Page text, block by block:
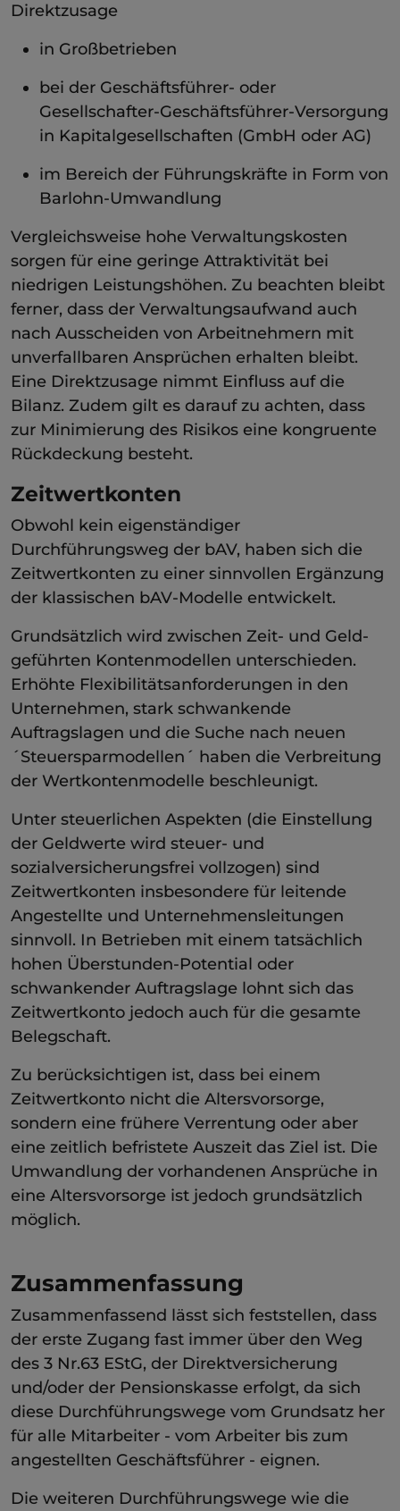
Direktzusage
in Großbetrieben
bei der Geschäftsführer- oder
Gesellschafter-Geschäftsführer-Versorgung
in Kapitalgesellschaften (GmbH oder AG)
im Bereich der Führungskräfte in Form von
Barlohn-Umwandlung
Vergleichsweise hohe Verwaltungskosten
sorgen für eine geringe Attraktivität bei
niedrigen Leistungshöhen. Zu beachten bleibt
ferner, dass der Verwaltungsaufwand auch
nach Ausscheiden von Arbeitnehmern mit
unverfallbaren Ansprüchen erhalten bleibt.
Eine Direktzusage nimmt Einfluss auf die
Bilanz. Zudem gilt es darauf zu achten, dass
zur Minimierung des Risikos eine kongruente
Rückdeckung besteht.
Zeitwertkonten
Obwohl kein eigenständiger
Durchführungsweg der bAV, haben sich die
Zeitwertkonten zu einer sinnvollen Ergänzung
der klassischen bAV-Modelle entwickelt.
Grundsätzlich wird zwischen Zeit- und Geld-
geführten Kontenmodellen unterschieden.
Erhöhte Flexibilitätsanforderungen in den
Unternehmen, stark schwankende
Auftragslagen und die Suche nach neuen
´Steuersparmodellen´ haben die Verbreitung
der Wertkontenmodelle beschleunigt.
Unter steuerlichen Aspekten (die Einstellung
der Geldwerte wird steuer- und
sozialversicherungsfrei vollzogen) sind
Zeitwertkonten insbesondere für leitende
Angestellte und Unternehmensleitungen
sinnvoll. In Betrieben mit einem tatsächlich
hohen Überstunden-Potential oder
schwankender Auftragslage lohnt sich das
Zeitwertkonto jedoch auch für die gesamte
Belegschaft.
Zu berücksichtigen ist, dass bei einem
Zeitwertkonto nicht die Altersvorsorge,
sondern eine frühere Verrentung oder aber
eine zeitlich befristete Auszeit das Ziel ist. Die
Umwandlung der vorhandenen Ansprüche in
eine Altersvorsorge ist jedoch grundsätzlich
möglich.
Zusammenfassung
Zusammenfassend lässt sich feststellen, dass
der erste Zugang fast immer über den Weg
des 3 Nr.63 EStG, der Direktversicherung
und/oder der Pensionskasse erfolgt, da sich
diese Durchführungswege vom Grundsatz her
für alle Mitarbeiter - vom Arbeiter bis zum
angestellten Geschäftsführer - eignen.
Die weiteren Durchführungswege wie die